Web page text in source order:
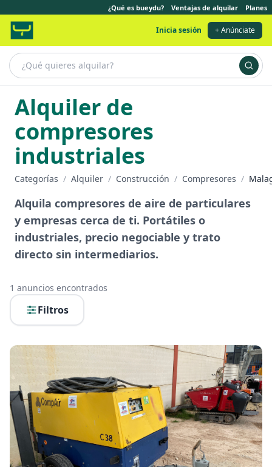
¿Qué es bueydu? Ventajas de alquilar Planes
Inicia sesión + Anúnciate
Alquiler de
compresores
industriales
Categorías / Alquiler / Construcción / Compresores /
Alquila compresores de aire de particulares
y empresas cerca de ti. Portátiles o
industriales, precio negociable y trato
directo sin intermediarios.
1 anuncios encontrados
Filtros